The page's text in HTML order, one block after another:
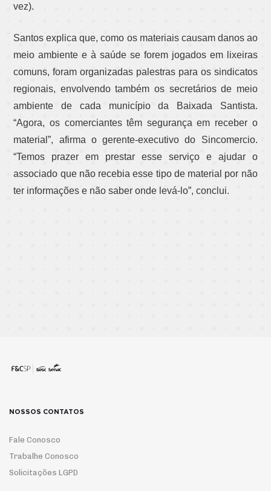
vez).
Santos explica que, como os materiais causam danos ao
meio ambiente e à saúde se forem jogados em lixeiras
comuns, foram organizadas palestras para os sindicatos
regionais, envolvendo também os secretários de meio
ambiente de cada município da Baixada Santista.
“Agora, os comerciantes têm segurança em receber o
material”, afirma o gerente-executivo do Sincomercio.
“Temos prazer em prestar esse serviço e ajudar o
associado que não recebia esse tipo de material por não
ter informações e não saber onde levá-lo”, conclui.
NOSSOS CONTATOS
Fale Conosco
Trabalhe Conosco
Solicitações LGPD